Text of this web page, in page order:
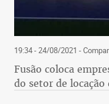
19:34 - 24/08/2021 -
Fusão coloca
do setor de locação